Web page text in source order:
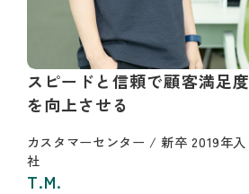
スピードと信頼で顧客満足度
を向上させる
カスタマーセンター / 新卒 2019年入
社
T.M.